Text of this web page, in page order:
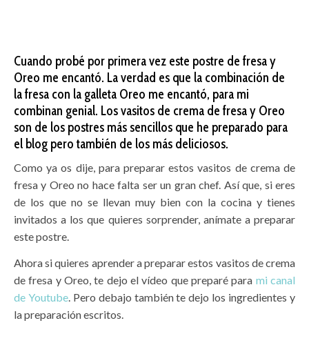
Cuando probé por primera vez este postre de fresa y
Oreo me encantó. La verdad es que la combinación de
la fresa con la galleta Oreo me encantó, para mi
combinan genial. Los vasitos de crema de fresa y Oreo
son de los postres más sencillos que he preparado para
el blog pero también de los más deliciosos.
Como ya os dije, para preparar estos vasitos de crema de
fresa y Oreo no hace falta ser un gran chef. Así que, si eres
de los que no se llevan muy bien con la cocina y tienes
invitados a los que quieres sorprender, anímate a preparar
este postre.
Ahora si quieres aprender a preparar estos vasitos de crema
de fresa y Oreo, te dejo el vídeo que preparé para mi canal
de Youtube. Pero debajo también te dejo los ingredientes y
la preparación escritos.